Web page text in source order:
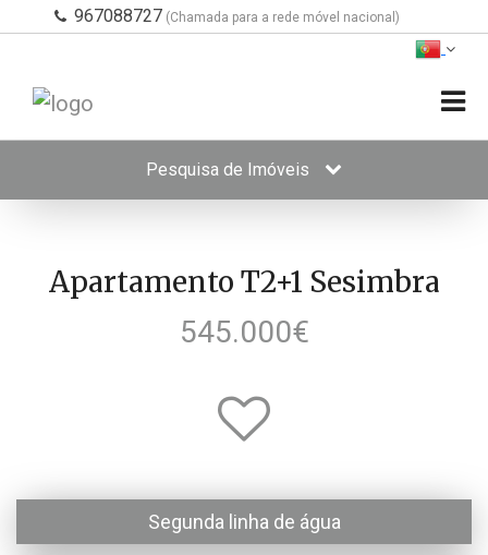
967088727 (Chamada para a rede móvel nacional)
Pesquisa de Imóveis
Apartamento T2+1 Sesimbra
545.000€
Segunda linha de água